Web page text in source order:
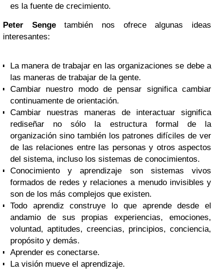
es la fuente de crecimiento.
Peter Sengetambién nos ofrece algunas ideas
interesantes:
La manera de trabajar en las organizaciones se debe a
las maneras de trabajar de la gente.
Cambiar nuestro modo de pensar significa cambiar
continuamente de orientación.
Cambiar nuestras maneras de interactuar significa
rediseñar no sólo la estructura formal de la
organización sino también los patrones difíciles de ver
de las relaciones entre las personas y otros aspectos
del sistema, incluso los sistemas de conocimientos.
Conocimiento y aprendizaje son sistemas vivos
formados de redes y relaciones a menudo invisibles y
son de los más complejos que existen.
Todo aprendiz construye lo que aprende desde el
andamio de sus propias experiencias, emociones,
voluntad, aptitudes, creencias, principios, conciencia,
propósito y demás.
Aprender es conectarse.
La visión mueve el aprendizaje.